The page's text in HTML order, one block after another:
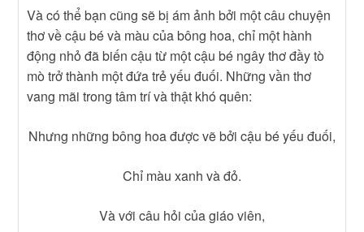
Và có thể bạn cũng sẽ bị ám ảnh bởi một câu chuyện
thơ về cậu bé và màu của bông hoa, chỉ một hành
động nhỏ đã biến cậu từ một cậu bé ngây thơ đầy tò
mò trở thành một đứa trẻ yếu đuối. Những vần thơ
vang mãi trong tâm trí và thật khó quên:
Nhưng những bông hoa được vẽ bởi cậu bé yếu đuối,
Chỉ màu xanh và đỏ.
Và với câu hỏi của giáo viên,